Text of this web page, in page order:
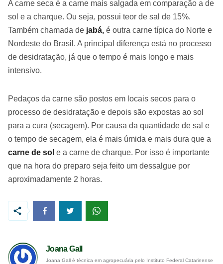
A carne seca é a carne mais salgada em comparação a de
sol e a charque. Ou seja, possui teor de sal de 15%.
Também chamada de jabá, é outra carne típica do Norte e
Nordeste do Brasil. A principal diferença está no processo
de desidratação, já que o tempo é mais longo e mais
intensivo.
Pedaços da carne são postos em locais secos para o
processo de desidratação e depois são expostas ao sol
para a cura (secagem). Por causa da quantidade de sal e
o tempo de secagem, ela é mais úmida e mais dura que a
carne de sol e a carne de charque. Por isso é importante
que na hora do preparo seja feito um dessalgue por
aproximadamente 2 horas.
Joana Gall
Joana Gall é técnica em agropecuária pelo Instituto Federal Catarinense